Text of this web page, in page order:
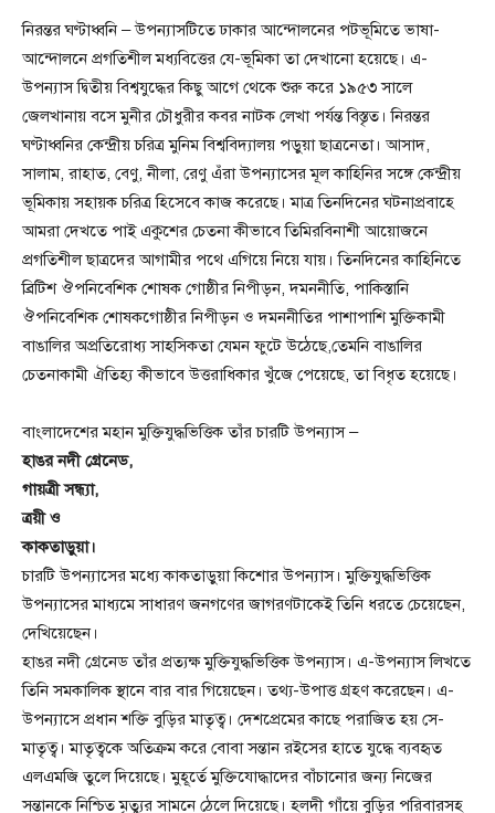
নিরন্তর ঘণ্টাধ্বনি – উপন্যাসটিতে ঢাকার আন্দোলনের পটভূমিতে ভাষা-
আন্দোলনে প্রগতিশীল মধ্যবিত্তের যে-ভূমিকা তা দেখানো হয়েছে। এ-
উপন্যাস দ্বিতীয় বিশ্বযুদ্ধের কিছু আগে থেকে শুরু করে ১৯৫৩ সালে
জেলখানায় বসে মুনীর চৌধুরীর কবর নাটক লেখা পর্যন্ত বিস্তৃত। নিরন্তর
ঘণ্টাধ্বনির কেন্দ্রীয় চরিত্র মুনিম বিশ্ববিদ্যালয় পড়ুয়া ছাত্রনেতা। আসাদ,
সালাম, রাহাত, বেণু, নীলা, রেণু এঁরা উপন্যাসের মূল কাহিনির সঙ্গে কেন্দ্রীয়
ভূমিকায় সহায়ক চরিত্র হিসেবে কাজ করেছে। মাত্র তিনদিনের ঘটনাপ্রবাহে
আমরা দেখতে পাই একুশের চেতনা কীভাবে তিমিরবিনাশী আয়োজনে
প্রগতিশীল ছাত্রদের আগামীর পথে এগিয়ে নিয়ে যায়। তিনদিনের কাহিনিতে
ব্রিটিশ ঔপনিবেশিক শোষক গোষ্ঠীর নিপীড়ন, দমননীতি, পাকিস্তানি
ঔপনিবেশিক শোষকগোষ্ঠীর নিপীড়ন ও দমননীতির পাশাপাশি মুক্তিকামী
বাঙালির অপ্রতিরোধ্য সাহসিকতা যেমন ফুটে উঠেছে,তেমনি বাঙালির
চেতনাকামী ঐতিহ্য কীভাবে উত্তরাধিকার খুঁজে পেয়েছে, তা বিধৃত হয়েছে।
বাংলাদেশের মহান মুক্তিযুদ্ধভিত্তিক তাঁর চারটি উপন্যাস –
হাঙর নদী গ্রেনেড,
গায়ত্রী সন্ধ্যা,
ত্রয়ী ও
কাকতাড়ুয়া।
চারটি উপন্যাসের মধ্যে কাকতাড়ুয়া কিশোর উপন্যাস। মুক্তিযুদ্ধভিত্তিক
উপন্যাসের মাধ্যমে সাধারণ জনগণের জাগরণটাকেই তিনি ধরতে চেয়েছেন,
দেখিয়েছেন।
হাঙর নদী গ্রেনেড তাঁর প্রত্যক্ষ মুক্তিযুদ্ধভিত্তিক উপন্যাস। এ-উপন্যাস লিখতে
তিনি সমকালিক স্থানে বার বার গিয়েছেন। তথ্য-উপাত্ত গ্রহণ করেছেন। এ-
উপন্যাসে প্রধান শক্তি বুড়ির মাতৃত্ব। দেশপ্রেমের কাছে পরাজিত হয় সে-
মাতৃত্ব। মাতৃত্বকে অতিক্রম করে বোবা সন্তান রইসের হাতে যুদ্ধে ব্যবহৃত
এলএমজি তুলে দিয়েছে। মুহূর্তে মুক্তিযোদ্ধাদের বাঁচানোর জন্য নিজের
সন্তানকে নিশ্চিত মৃত্যুর সামনে ঠেলে দিয়েছে। হলদী গাঁয়ে বুড়ির পরিবারসহ